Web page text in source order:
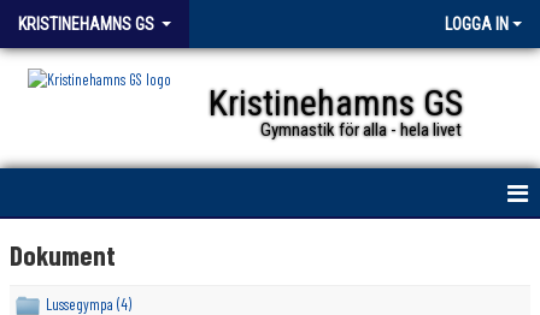
KRISTINEHAMNS GS LOGGA IN
Kristinehamns GS
Gymnastik för alla - hela livet
KGS
Dokument
Lussegympa (4)